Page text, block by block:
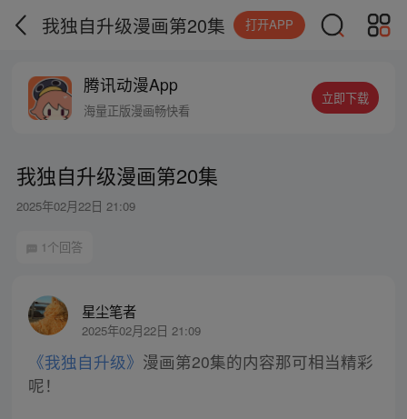
我独自升级漫画第20集 打开APP
腾讯动漫App
海量正版漫画畅快看
立即下载
我独自升级漫画第20集
2025年02月22日 21:09
1个回答
星尘笔者
2025年02月22日 21:09
《我独自升级》 漫画第20集的内容那可相当精彩
呢！